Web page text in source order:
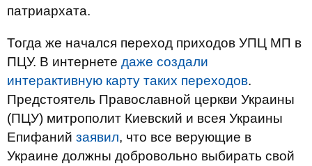
патриархата.
Тогда же начался переход приходов УПЦ МП в
ПЦУ. В интернете даже создали
интерактивную карту таких переходов.
Предстоятель Православной церкви Украины
(ПЦУ) митрополит Киевский и всея Украины
Епифаний заявил, что все верующие в
Украине должны добровольно выбирать свой